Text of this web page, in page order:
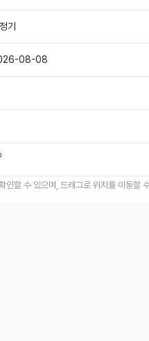
기
08-08
인할 수 있으며, 드래그로 위치를 이동할